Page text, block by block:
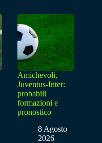
Amichevoli,
Juventus-Inter:
probabili
formazioni e
pronostico
8 Agosto
2026